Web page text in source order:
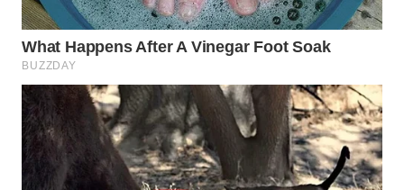
WN
SUKABUMI
WN
PURWAKARTA
WN
PRIANGAN